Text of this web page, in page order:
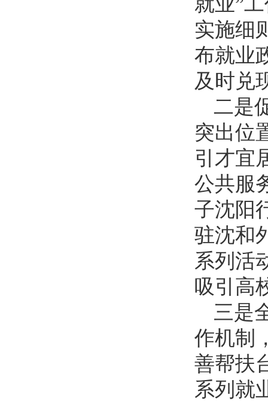
实施细
布就业
及时兑
二是
突出位
引才宜
公共服
子沈阳
驻沈和
系列活
吸引高
三是
作机制
善帮扶
系列就